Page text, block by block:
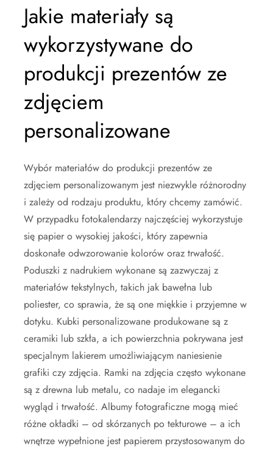
Jakie materiały są
wykorzystywane do
produkcji prezentów ze
zdjęciem
personalizowane
Wybór materiałów do produkcji prezentów ze
zdjęciem personalizowanym jest niezwykle różnorodny
i zależy od rodzaju produktu, który chcemy zamówić.
W przypadku fotokalendarzy najczęściej wykorzystuje
się papier o wysokiej jakości, który zapewnia
doskonałe odwzorowanie kolorów oraz trwałość.
Poduszki z nadrukiem wykonane są zazwyczaj z
materiałów tekstylnych, takich jak bawełna lub
poliester, co sprawia, że są one miękkie i przyjemne w
dotyku. Kubki personalizowane produkowane są z
ceramiki lub szkła, a ich powierzchnia pokrywana jest
specjalnym lakierem umożliwiającym naniesienie
grafiki czy zdjęcia. Ramki na zdjęcia często wykonane
są z drewna lub metalu, co nadaje im elegancki
wygląd i trwałość. Albumy fotograficzne mogą mieć
różne okładki – od skórzanych po tekturowe – a ich
wnętrze wypełnione jest papierem przystosowanym do